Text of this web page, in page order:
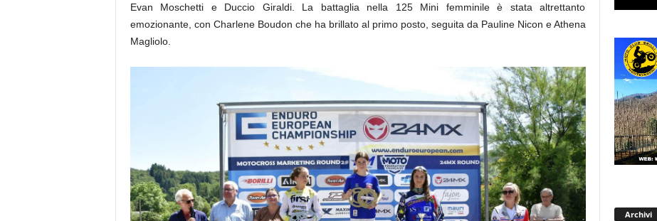
Evan Moschetti e Duccio Giraldi. La battaglia nella 125 Mini femminile è stata altrettanto
emozionante, con Charlene Boudon che ha brillato al primo posto, seguita da Pauline Nicon e Athena
Magliolo.
Archivi